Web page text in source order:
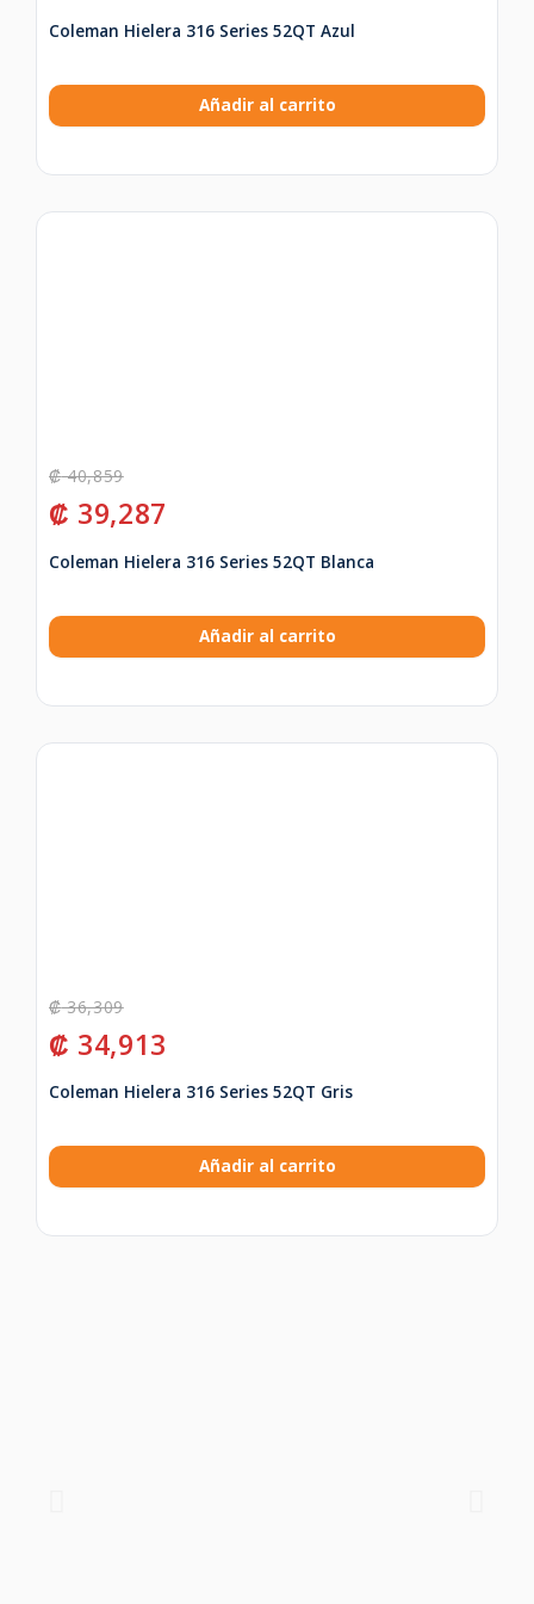
Coleman Hielera 316 Series 52QT Azul
Añadir al carrito
₡40,859
₡ 39,287
Coleman Hielera 316 Series 52QT Blanca
Añadir al carrito
₡36,309
₡ 34,913
Coleman Hielera 316 Series 52QT Gris
Añadir al carrito